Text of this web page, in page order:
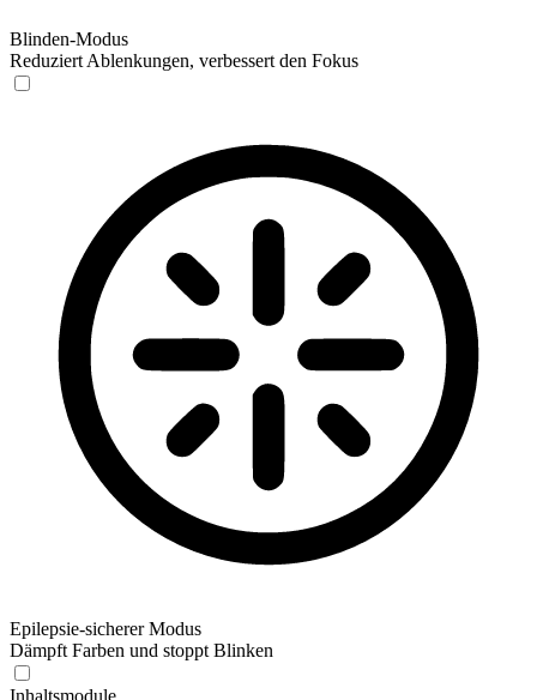
Blinden-Modus
Reduziert Ablenkungen, verbessert den Fokus
Epilepsie-sicherer Modus
Dämpft Farben und stoppt Blinken